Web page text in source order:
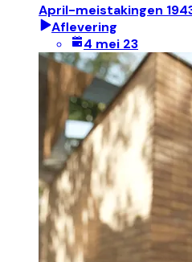
April-meistakingen
Aflevering
4 mei 23